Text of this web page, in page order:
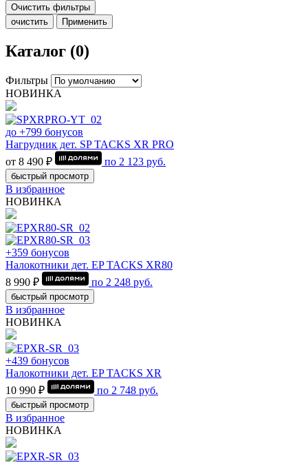
Очистить фильтры
очистить
Применить
Каталог (0)
Фильтры
НОВИНКА
до +799 бонусов
Нагрудник дет. SP TACKS XR PRO
от 8 490 ₽
по 2 123 руб.
быстрый просмотр
В избранное
НОВИНКА
+359 бонусов
Налокотники дет. EP TACKS XR80
8 990 ₽
по 2 248 руб.
быстрый просмотр
В избранное
НОВИНКА
+439 бонусов
Налокотники дет. EP TACKS XR
10 990 ₽
по 2 748 руб.
быстрый просмотр
В избранное
НОВИНКА